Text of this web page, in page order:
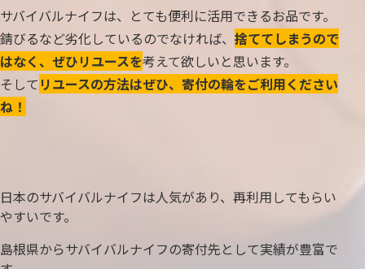
サバイバルナイフは、とても便利に活用できるお品です。
錆びるなど劣化しているのでなければ、 捨ててしまうので
はなく、ぜひリユースを考えて欲しいと思います。
そして リユースの方法はぜひ、寄付の輪をご利用ください
ね！
日本のサバイバルナイフは人気があり、再利用してもらい
やすいです。
島根県からサバイバルナイフの寄付先として実績が豊富で